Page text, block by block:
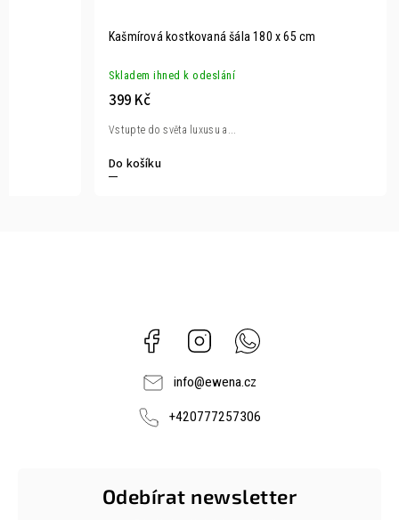
Kašmírová kostkovaná šála 180 x 65 cm
Skladem ihned k odeslání
399 Kč
Do košíku
Vstupte do světa luxusu a...
Facebook Instagram
info@ewena.cz
+420777257306
Odebírat newsletter